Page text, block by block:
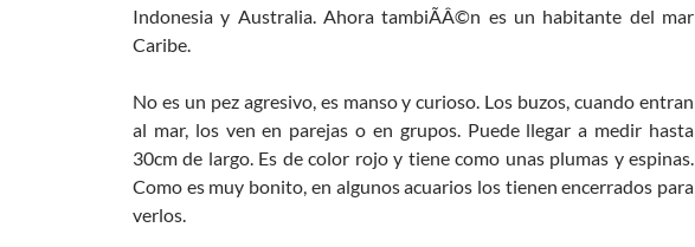
Indonesia y Australia. Ahora tambiÃÂ©n es un habitante del mar
Caribe.
No es un pez agresivo, es manso y curioso. Los buzos, cuando entran
al mar, los ven en parejas o en grupos. Puede llegar a medir hasta
30cm de largo. Es de color rojo y tiene como unas plumas y espinas.
Como es muy bonito, en algunos acuarios los tienen encerrados para
verlos.